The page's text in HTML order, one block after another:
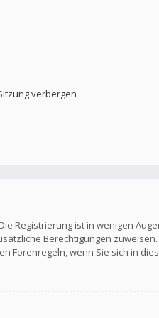
verbergen
Registrierung ist in wenigen
Berechtigungen
Forenregeln, wenn Sie sich in